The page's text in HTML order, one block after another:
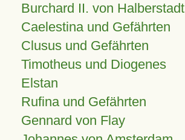
Burchard II. von Halberstadt
Caelestina und Gefährten
Clusus und Gefährten
Timotheus und Diogenes
Elstan
Rufina und Gefährten
Gennard von Flay